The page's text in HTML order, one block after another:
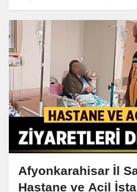
Afyonkarahisar İl
Hastane ve Acil